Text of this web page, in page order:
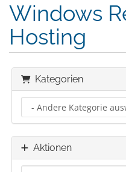
Windows
Hosting
Kategorien
Aktionen